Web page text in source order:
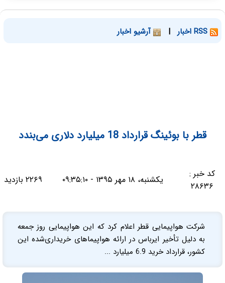
| آرشیو اخبار
قطر با بوئینگ قرارداد 18 میلیارد دلاری می‌بندد
کد خبر :
۲۸۶۳۶
یکشنبه، ۱۸ مهر ۱۳۹۵ - ۰۹:۳۵:۱۰ ۲۲۶۹ بازدید
شرکت هواپیمایی قطر اعلام کرد که این هواپیمایی روز جمعه
به دلیل تأخیر ایرباس در ارائه هواپیماهای خریداری‌شده این
کشور، قرارداد خرید 6.9 میلیارد ...